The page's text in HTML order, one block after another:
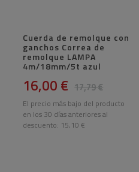
Cuerda de remolque con
ganchos Correa de
remolque LAMPA
4m/18mm/5t azul
17,79 €
16,00 €
El precio más bajo del producto
en los 30 días anteriores al
descuento: 15,10 €